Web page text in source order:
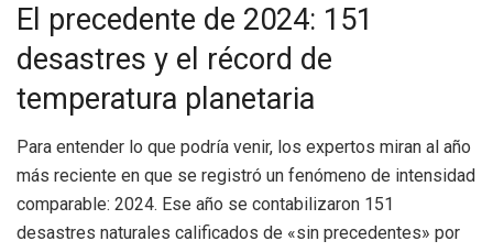
El precedente de 2024: 151
desastres y el récord de
temperatura planetaria
Para entender lo que podría venir, los expertos miran al año
más reciente en que se registró un fenómeno de intensidad
comparable: 2024. Ese año se contabilizaron 151
desastres naturales calificados de «sin precedentes» por